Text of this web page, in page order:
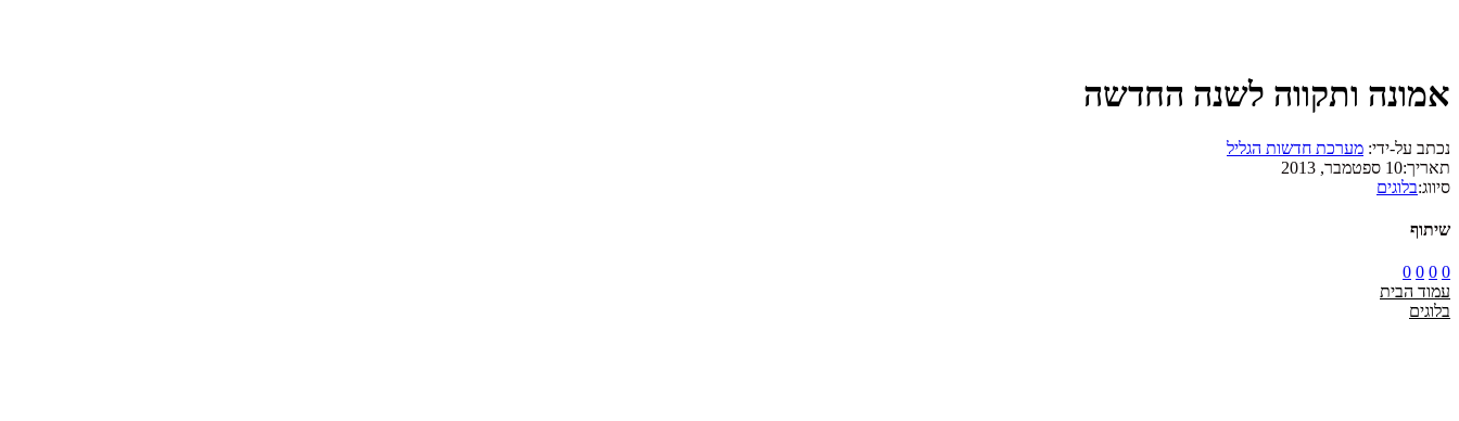
אמונה ותקווה לשנה החדשה
נכתב על-ידי: מערכת חדשות הגליל
תאריך:10 ספטמבר, 2013
סיווג:בלוגים
שיתוף
0
0
0
0
עמוד הבית
בלוגים